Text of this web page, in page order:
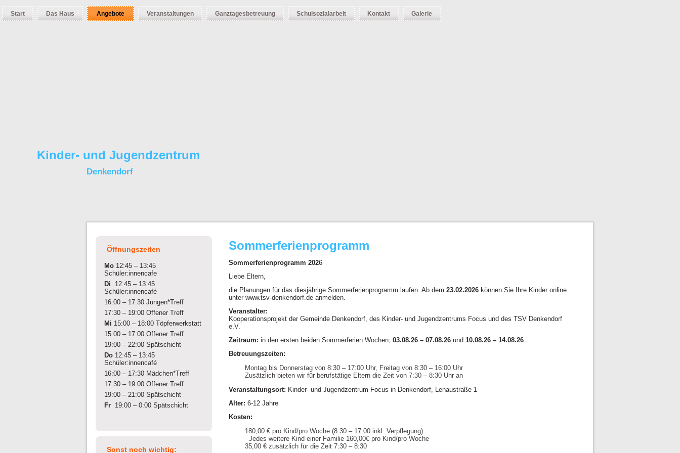
Kinder- und Jugendzentrum
Denkendorf
Start Das Haus Angebote Veranstaltungen Ganztagesbetreuung Schulsozialarbeit Kontakt Galerie
Öffnungszeiten
Mo 12:45 – 13:45
Schüler:innencafe
Di
12:45 – 13:45
Schüler:innencafé
16:00 – 17:30 Jungen*Treff
17:30 – 19:00 Offener Treff
Mi 15:00 – 18:00 Töpferwerkstatt
15:00 – 17:00 Offener Treff
19:00 – 22:00 Spätschicht
Do 12:45 – 13:45
Schüler:innencafé
16:00 – 17:30 Mädchen*Treff
17:30 – 19:00 Offener Treff
19:00 – 21:00 Spätschicht
Fr 19:00 – 0:00 Spätschicht
Sonst noch wichtig:
Sommerferienprogramm
Sommerferienprogramm 2026
Liebe Eltern,
die Planungen für das diesjährige Sommerferienprogramm laufen. Ab dem 23.02.2026 können Sie Ihre Kinder online
unter www.tsv-denkendorf.de anmelden.
Veranstalter:
Kooperationsprojekt der Gemeinde Denkendorf, des Kinder- und Jugendzentrums Focus und des TSV Denkendorf
e.V.
Zeitraum: in den ersten beiden Sommerferien Wochen, 03.08.26 – 07.08.26 und 10.08.26 – 14.08.26
Betreuungszeiten:
Montag bis Donnerstag von 8:30 – 17:00 Uhr, Freitag von 8:30 – 16:00 Uhr
Zusätzlich bieten wir für berufstätige Eltern die Zeit von 7:30 – 8:30 Uhr an
Veranstaltungsort: Kinder- und Jugendzentrum Focus in Denkendorf, Lenaustraße 1
Alter: 6-12 Jahre
Kosten:
180,00 € pro Kind/pro Woche (8:30 – 17:00 inkl. Verpflegung)
Jedes weitere Kind einer Familie 160,00€ pro Kind/pro Woche
35,00 € zusätzlich für die Zeit 7:30 – 8:30